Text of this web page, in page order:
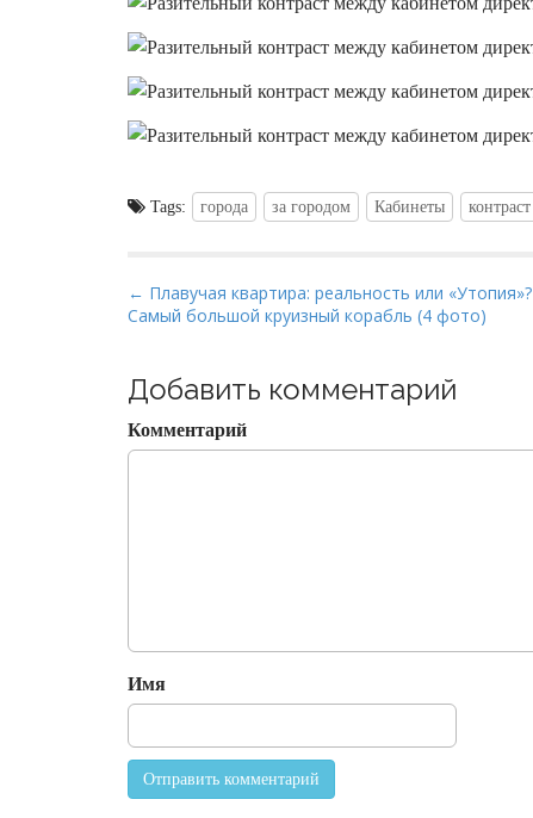
Tags: города за городом Кабинеты контраст
P
o
t
n
a
n
← Плавучая квартира: реальность или «Утопия»?
Самый большой круизный корабль (4 фото)
Добавить комментарий
Комментарий
Имя